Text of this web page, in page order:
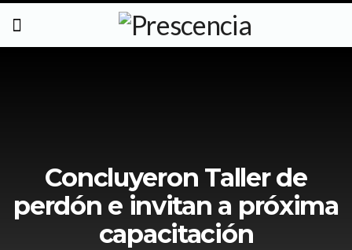
Concluyeron Taller de
perdón e invitan a próxima
capacitación